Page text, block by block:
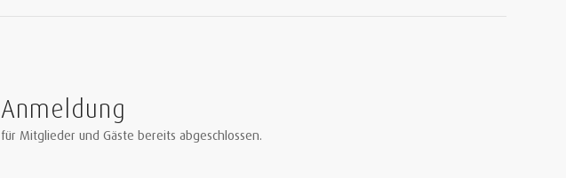
Anmeldung
für Mitglieder und Gäste bereits abgeschlossen.